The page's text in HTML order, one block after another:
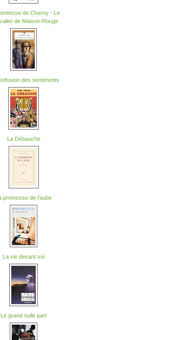
de Charny - Le
de Maison-Rouge
des sentiments
La Débauche
promesse de l'aube
La vie devant soi
Le grand nulle part